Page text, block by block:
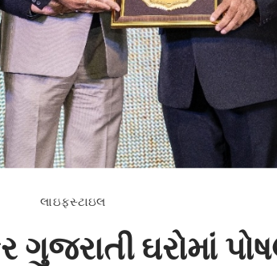
લાઇફસ્ટાઇલ
ગુજરાતી ઘરોમાં